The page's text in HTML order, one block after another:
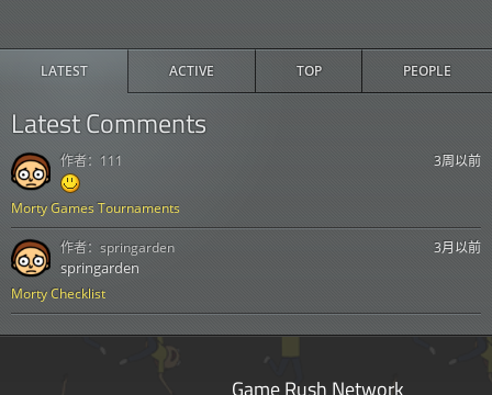
LATEST ACTIVE TOP PEOPLE
Latest Comments
Morty Games Tournaments
3周以前
作者： 111
Morty Checklist
3月以前
springarden
作者： springarden
Game Rush Network